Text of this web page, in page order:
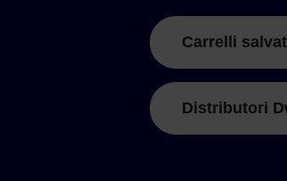
Carrelli
Distributori